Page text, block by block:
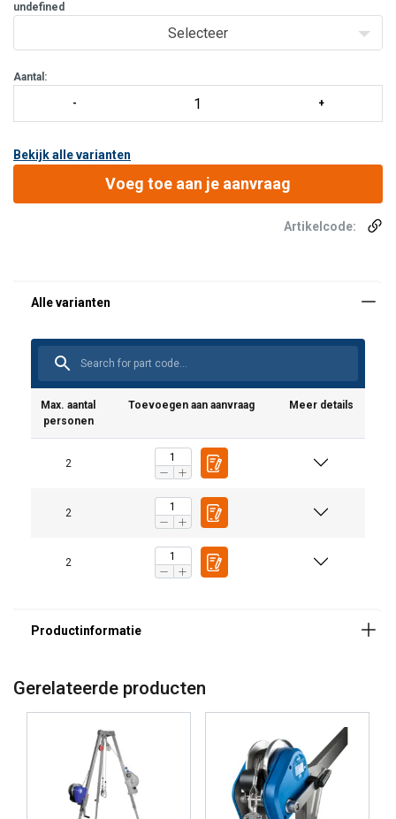
Met het 3M™ DBI-SALA® Vacuümverankeringssysteem creëert
de gebruiker een bevestigingspunt op nagenoeg elk glad, niet-
undefined
Selecteer
Aantal:
Bekijk alle varianten
Voeg toe aan je aanvraag
Artikelcode:
Max. aantal
personen
Toevoegen aan aanvraag Meer details
2
2
2
Gerelateerde producten